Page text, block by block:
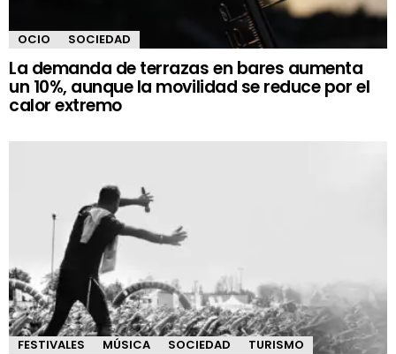
OCIO SOCIEDAD
La demanda de terrazas en bares aumenta
un 10%, aunque la movilidad se reduce por el
calor extremo
FESTIVALES MÚSICA SOCIEDAD TURISMO